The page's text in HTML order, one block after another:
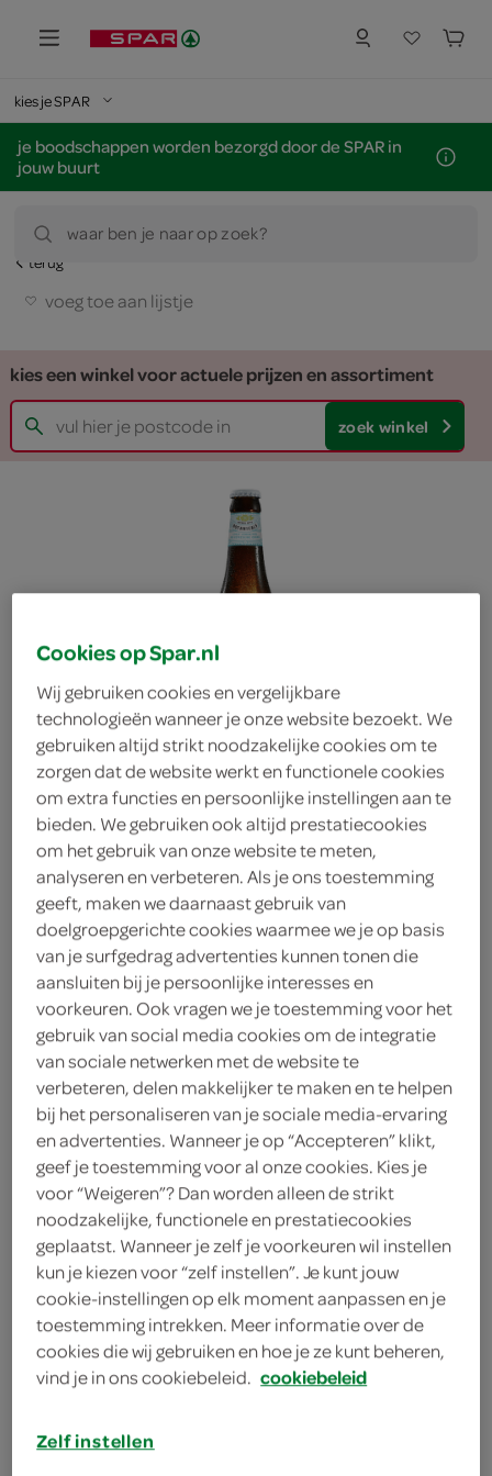
kies je SPAR
je boodschappen worden bezorgd door de SPAR in
jouw buurt
waar ben je naar op zoek?
terug
voeg toe aan lijstje
kies een winkel voor actuele prijzen en assortiment
zoek winkel
Lowlander Bier
Alcoholvrij
Lowlander
2.
95
330 Milliliter
Let op: aanbiedingen zijn niet zichtbaar bij de
producten, maar worden wél automatisch
verwerkt in de winkelmand.
Cookies op Spar.nl
Wij gebruiken cookies en vergelijkbare
technologieën wanneer je onze website bezoekt. We
gebruiken altijd strikt noodzakelijke cookies om te
zorgen dat de website werkt en functionele cookies
om extra functies en persoonlijke instellingen aan te
bieden. We gebruiken ook altijd prestatiecookies
om het gebruik van onze website te meten,
analyseren en verbeteren. Als je ons toestemming
geeft, maken we daarnaast gebruik van
doelgroepgerichte cookies waarmee we je op basis
van je surfgedrag advertenties kunnen tonen die
aansluiten bij je persoonlijke interesses en
voorkeuren. Ook vragen we je toestemming voor het
gebruik van social media cookies om de integratie
van sociale netwerken met de website te
verbeteren, delen makkelijker te maken en te helpen
bij het personaliseren van je sociale media-ervaring
en advertenties. Wanneer je op “Accepteren” klikt,
geef je toestemming voor al onze cookies. Kies je
voor “Weigeren”? Dan worden alleen de strikt
noodzakelijke, functionele en prestatiecookies
geplaatst. Wanneer je zelf je voorkeuren wil instellen
kun je kiezen voor “zelf instellen”. Je kunt jouw
cookie-instellingen op elk moment aanpassen en je
toestemming intrekken. Meer informatie over de
cookies die wij gebruiken en hoe je ze kunt beheren,
vind je in ons cookiebeleid. cookiebeleid
Zelf instellen